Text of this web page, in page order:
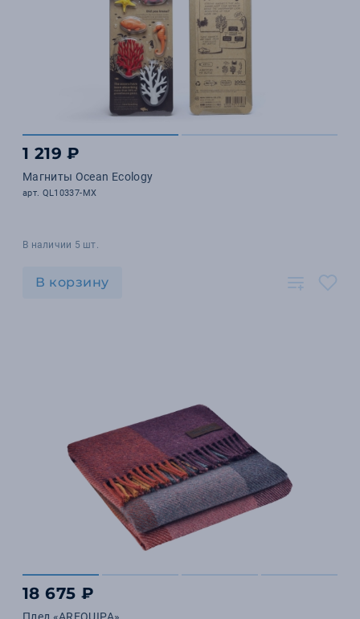
1 219 ₽
Магниты Ocean Ecology
арт. QL10337-MX
В наличии 5 шт.
В корзину
18 675 ₽